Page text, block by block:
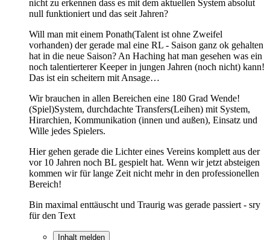
nicht zu erkennen dass es mit dem aktuellen System absolut
null funktioniert und das seit Jahren?
Will man mit einem Ponath(Talent ist ohne Zweifel
vorhanden) der gerade mal eine RL - Saison ganz ok gehalten
hat in die neue Saison? An Haching hat man gesehen was ein
noch talentierterer Keeper in jungen Jahren (noch nicht) kann!
Das ist ein scheitern mit Ansage…
Wir brauchen in allen Bereichen eine 180 Grad Wende!
(Spiel)System, durchdachte Transfers(Leihen) mit System,
Hirarchien, Kommunikation (innen und außen), Einsatz und
Wille jedes Spielers.
Hier gehen gerade die Lichter eines Vereins komplett aus der
vor 10 Jahren noch BL gespielt hat. Wenn wir jetzt absteigen
kommen wir für lange Zeit nicht mehr in den professionellen
Bereich!
Bin maximal enttäuscht und Traurig was gerade passiert - sry
für den Text
Inhalt melden